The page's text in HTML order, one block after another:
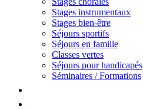
Stages instrumentaux
Stages bien-être
Séjours sportifs
Séjours en famille
Classes vertes
Séjours pour handicapés
Séminaires / Formations